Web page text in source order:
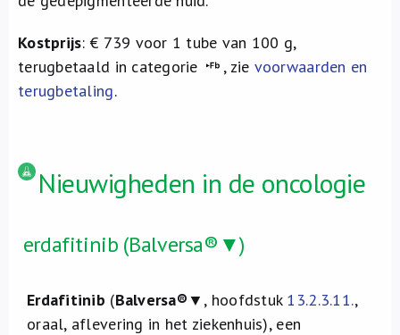
Kostprijs: € 739 voor 1 tube van 100 g,
terugbetaald in categorie
, zie voorwaarden en
terugbetaling.
Nieuwigheden in de oncologie
erdafitinib (Balversa®▼)
Erdafitinib (Balversa®▼, hoofdstuk 13.2.3.11.,
oraal, aflevering in het ziekenhuis), een